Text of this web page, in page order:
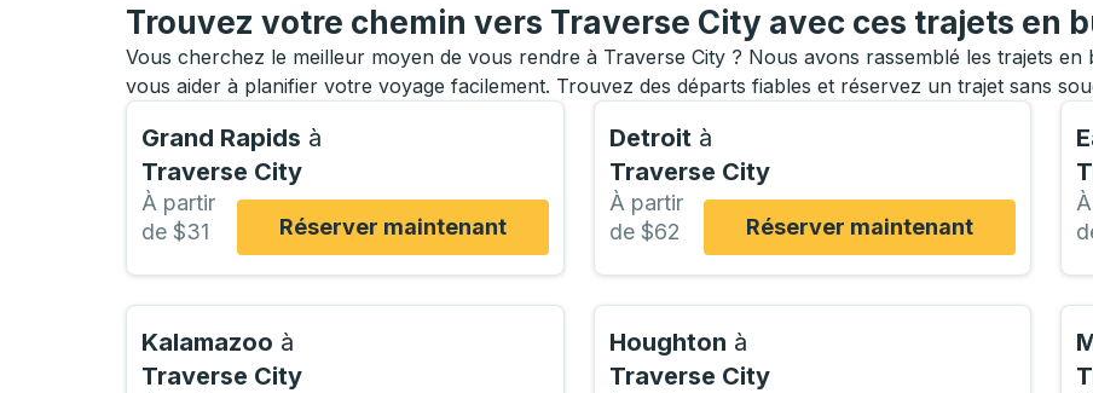
Trouvez votre chemin vers Traverse City avec ces trajets en
Vous cherchez le meilleur moyen de vous rendre à Traverse City ? Nous avons rassemblé les trajets
vous aider à planifier votre voyage facilement. Trouvez des départs fiables et réservez un trajet sans
Grand Rapids à
Traverse City
À partir
de $31
Réserver maintenant
Detroit à
Traverse City
À partir
de $62
Réserver maintenant
Kalamazoo à
Traverse City
Houghton à
Traverse City